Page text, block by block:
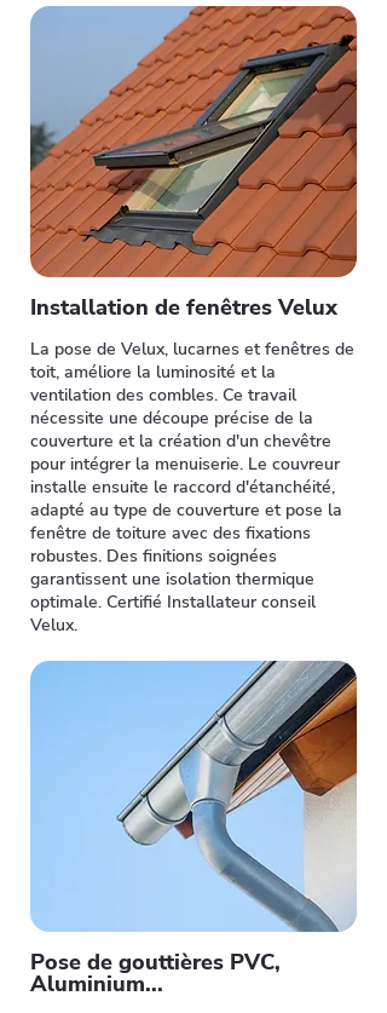
Installation de fenêtres Velux
La pose de Velux, lucarnes et fenêtres de
toit, améliore la luminosité et la
ventilation des combles. Ce travail
nécessite une découpe précise de la
couverture et la création d'un chevêtre
pour intégrer la menuiserie. Le couvreur
installe ensuite le raccord d'étanchéité,
adapté au type de couverture et pose la
fenêtre de toiture avec des fixations
robustes. Des finitions soignées
garantissent une isolation thermique
optimale. Certifié Installateur conseil
Velux.
Pose de gouttières PVC,
Aluminium...